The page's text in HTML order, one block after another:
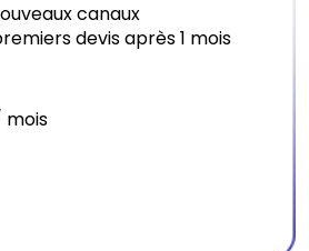
canaux
devis après 1 mois
mois